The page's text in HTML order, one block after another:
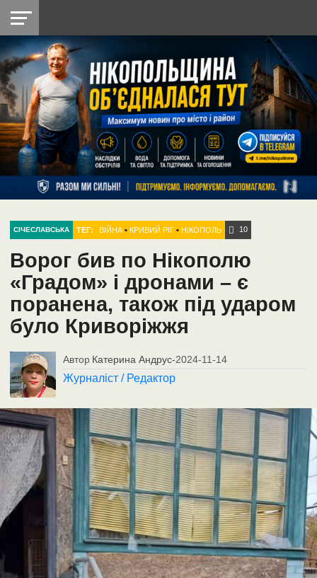
НІКОПОЛЬ
РАЙОН
СІЧЕСЛАВСЬКА
УКРАЇНА
РЕТРО
НІКОПОЛЬ
ЛАЙТ
УКРАЇНА
ДОПОМОГА
РАДІО
СІЧЕСЛАВСЬКА ТЕГ: ВІЙНА •КРИВИЙ РІГ •НІКОПОЛЬ 10
Ворог бив по Нікополю
«Градом» і дронами – є
поранена, також під ударом
було Криворіжжя
Автор Катерина Андрус-2024-11-14
Журналіст / Редактор